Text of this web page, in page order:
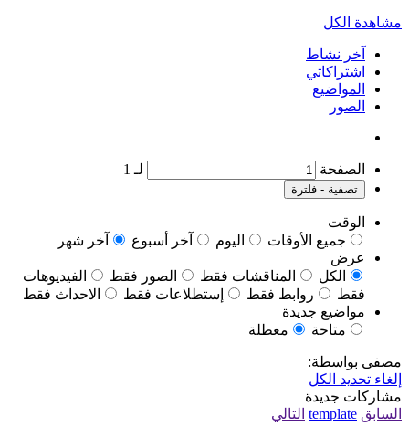
مشاهدة الكل
آخر نشاط
اشتراكاتي
المواضيع
الصور
الصفحة لـ 1
تصفية - فلترة
الوقت
جميع الأوقات
اليوم آخر أسبوع
آخر شهر
عرض
الكل
المناقشات فقط الصور فقط
الفيديوهات
فقط
روابط فقط إستطلاعات فقط
الاحداث فقط
مواضيع جديدة
متاحة
معطلة
مصفى بواسطة:
إلغاء تحديد الكل
مشاركات جديدة
السابق template التالي